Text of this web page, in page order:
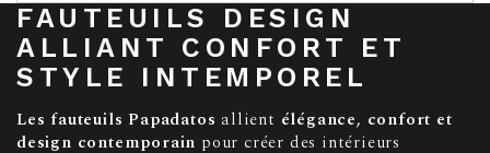
FAUTEUILS DESIGN
ALLIANT CONFORT ET
STYLE INTEMPOREL
Les fauteuils Papadatos allient élégance, confort et
design contemporain pour créer des intérieurs